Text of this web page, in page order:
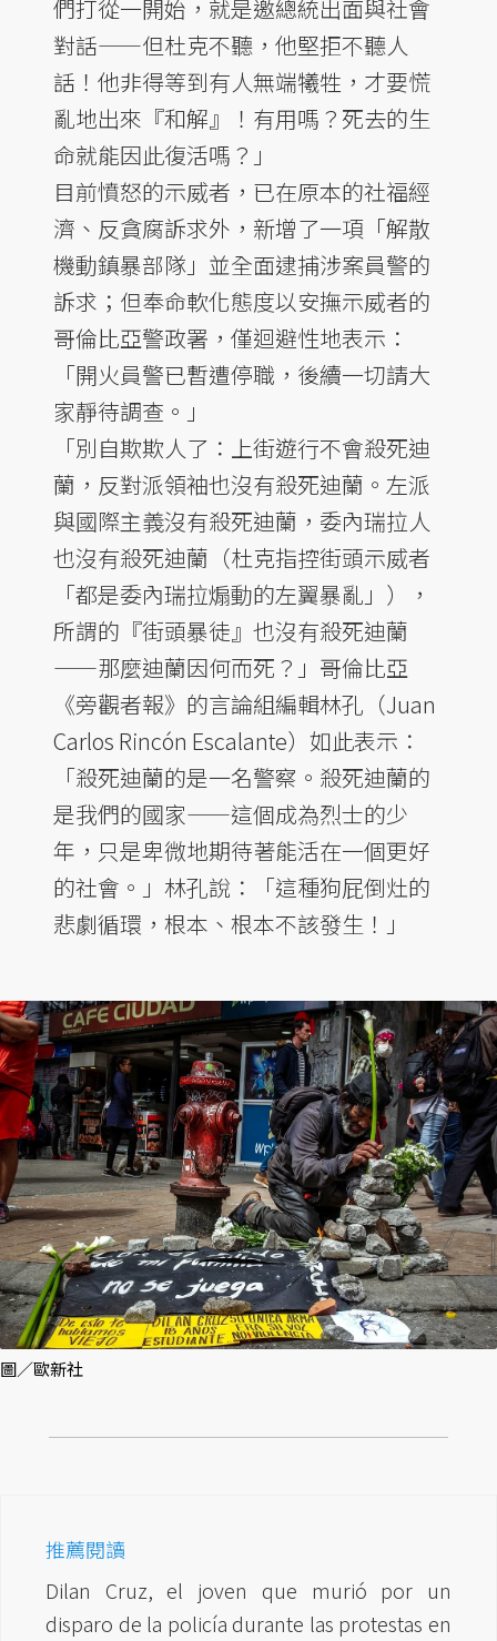
們打從一開始，就是邀總統出面與社會
對話——但杜克不聽，他堅拒不聽人
話！他非得等到有人無端犧牲，才要慌
亂地出來『和解』！有用嗎？死去的生
命就能因此復活嗎？」
目前憤怒的示威者，已在原本的社福經
濟、反貪腐訴求外，新增了一項「解散
機動鎮暴部隊」並全面逮捕涉案員警的
訴求；但奉命軟化態度以安撫示威者的
哥倫比亞警政署，僅迴避性地表示：
「開火員警已暫遭停職，後續一切請大
家靜待調查。」
「別自欺欺人了：上街遊行不會殺死迪
蘭，反對派領袖也沒有殺死迪蘭。左派
與國際主義沒有殺死迪蘭，委內瑞拉人
也沒有殺死迪蘭（杜克指控街頭示威者
「都是委內瑞拉煽動的左翼暴亂」），
所謂的『街頭暴徒』也沒有殺死迪蘭
——那麼迪蘭因何而死？」哥倫比亞
《旁觀者報》的言論組編輯林孔（Juan
Carlos Rincón Escalante）如此表示：
「殺死迪蘭的是一名警察。殺死迪蘭的
是我們的國家——這個成為烈士的少
年，只是卑微地期待著能活在一個更好
的社會。」林孔說：「這種狗屁倒灶的
悲劇循環，根本、根本不該發生！」
圖／歐新社
推薦閱讀
Dilan Cruz, el joven que murió por un
disparo de la policía durante las protestas en